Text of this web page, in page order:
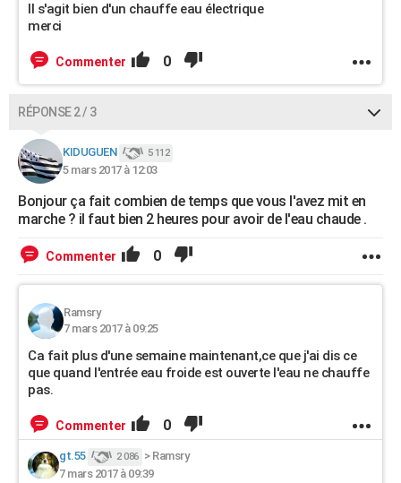
Il s'agit bien d'un chauffe eau électrique
merci
Commenter 0
RÉPONSE 2 / 3
KIDUGUEN 5 112
5 mars 2017 à 12:03
Bonjour ça fait combien de temps que vous l'avez mit en
marche ? il faut bien 2 heures pour avoir de l'eau chaude .
Commenter 0
Ramsry
7 mars 2017 à 09:25
Ca fait plus d'une semaine maintenant,ce que j'ai dis ce
que quand l'entrée eau froide est ouverte l'eau ne chauffe
pas.
Commenter 0
gt.55 2 086 > Ramsry
7 mars 2017 à 09:39